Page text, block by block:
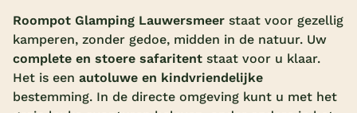
Overdekt zwembad
Wildwaterbaan
Indoor speeltuin
Roompot Glamping Lauwersmeer staat voor gezellig
kamperen, zonder gedoe, midden in de natuur. Uw
complete en stoere safaritent staat voor u klaar.
Het is een autoluwe en kindvriendelijke
bestemming. In de directe omgeving kunt u met het